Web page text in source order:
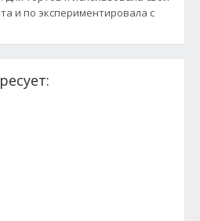
и по экспериментировала с